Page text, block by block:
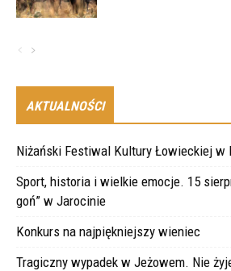
AKTUALNOŚCI
Niżański Festiwal Kultury Łowieckiej w
Sport, historia i wielkie emocje. 15
goń” w Jarocinie
Konkurs na najpiękniejszy wieniec
Tragiczny wypadek w Jeżowem. Nie